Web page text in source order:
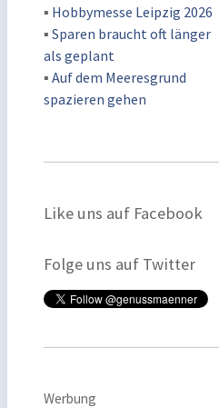
▪ Hobbymesse Leipzig 2026
▪ Sparen braucht oft länger
als geplant
▪ Auf dem Meeresgrund
spazieren gehen
Like uns auf Facebook
Folge uns auf Twitter
Werbung